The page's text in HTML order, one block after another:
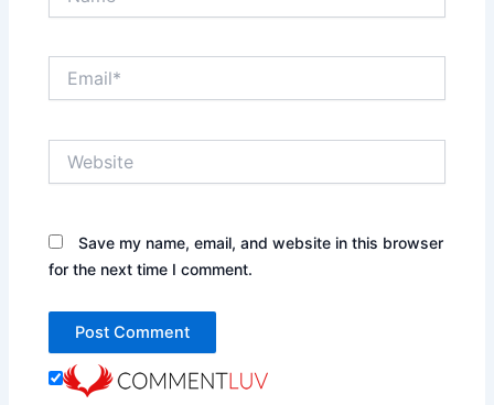
Save my name, email, and website in this browser
for the next time I comment.